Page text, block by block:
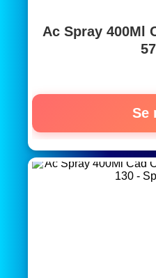
Ac Spray 400Ml
Se